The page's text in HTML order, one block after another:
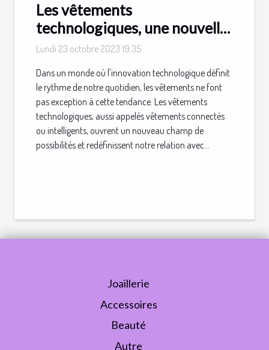
Les vêtements
technologiques, une nouvelle
tendance à suivre
Lundi 23 octobre 2023 19:35
Dans un monde où l'innovation technologique définit
le rythme de notre quotidien, les vêtements ne font
pas exception à cette tendance. Les vêtements
technologiques, aussi appelés vêtements connectés
ou intelligents, ouvrent un nouveau champ de
possibilités et redéfinissent notre relation avec...
Joaillerie
Accessoires
Beauté
Autre